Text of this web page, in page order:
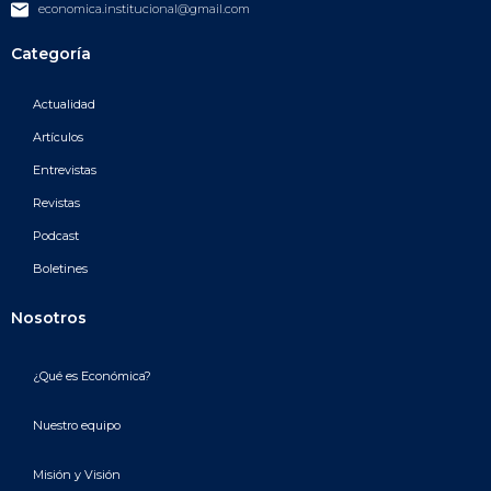
economica.institucional@gmail.com
Categoría
Actualidad
Artículos
Entrevistas
Revistas
Podcast
Boletines
Nosotros
¿Qué es Económica?
Nuestro equipo
Misión y Visión